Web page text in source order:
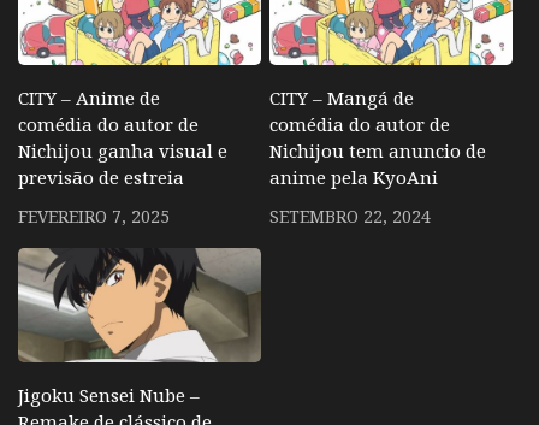
CITY – Anime de
comédia do autor de
Nichijou ganha visual e
previsão de estreia
FEVEREIRO 7, 2025
CITY – Mangá de
comédia do autor de
Nichijou tem anuncio de
anime pela KyoAni
SETEMBRO 22, 2024
Jigoku Sensei Nube –